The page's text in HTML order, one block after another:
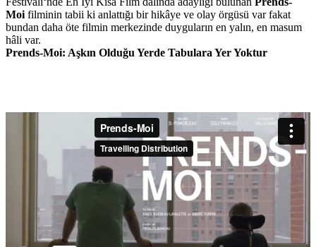
Moi filminin tabii ki anlattığı bir hikâye ve olay örgüsü var fakat
bundan daha öte filmin merkezinde duyguların en yalın, en masum
hâli var.
Prends-Moi: Aşkın Olduğu Yerde Tabulara Yer Yoktur